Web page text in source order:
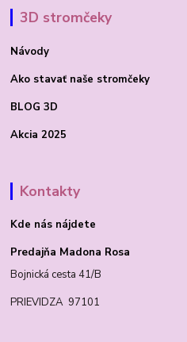
3D stromčeky
Návody
Ako stavať naše stromčeky
BLOG 3D
Akcia 2025
Kontakty
Kde nás nájdete
Predajňa Madona Rosa
Bojnická cesta 41/B
PRIEVIDZA 97101